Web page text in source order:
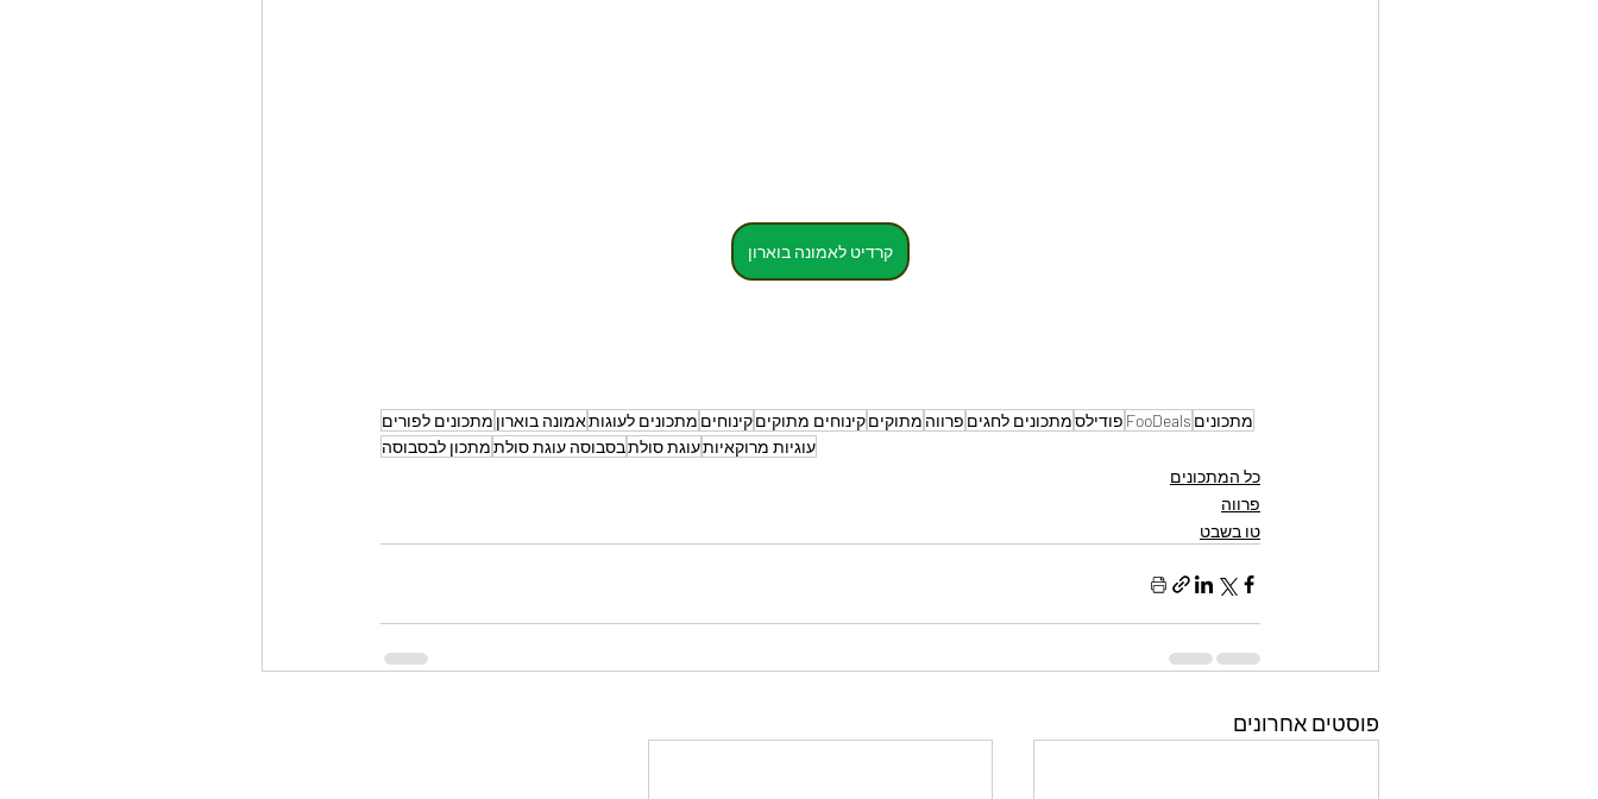
קרדיט לאמונה בוארון
מתכונים FooDeals פודילסמתכונים לחגים פרווה מתוקיםקינוחים מתוקיםקינוחים מתכונים לעוגותאמונה בוארון מתכונים לפורים
עוגיות מרוקאיותעוגת סולתבסבוסה עוגת סולתמתכון לבסבוסה
כל המתכונים
פרווה
טו בשבט
פוסטים אחרונים